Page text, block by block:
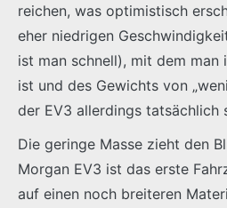
reichen, was optimistisch
eher niedrigen
ist man schnell), mit dem man
ist und des Gewichts von
der EV3 allerdings tatsächlich
Die geringe Masse zieht den
Morgan EV3 ist das erste
auf einen noch breiteren